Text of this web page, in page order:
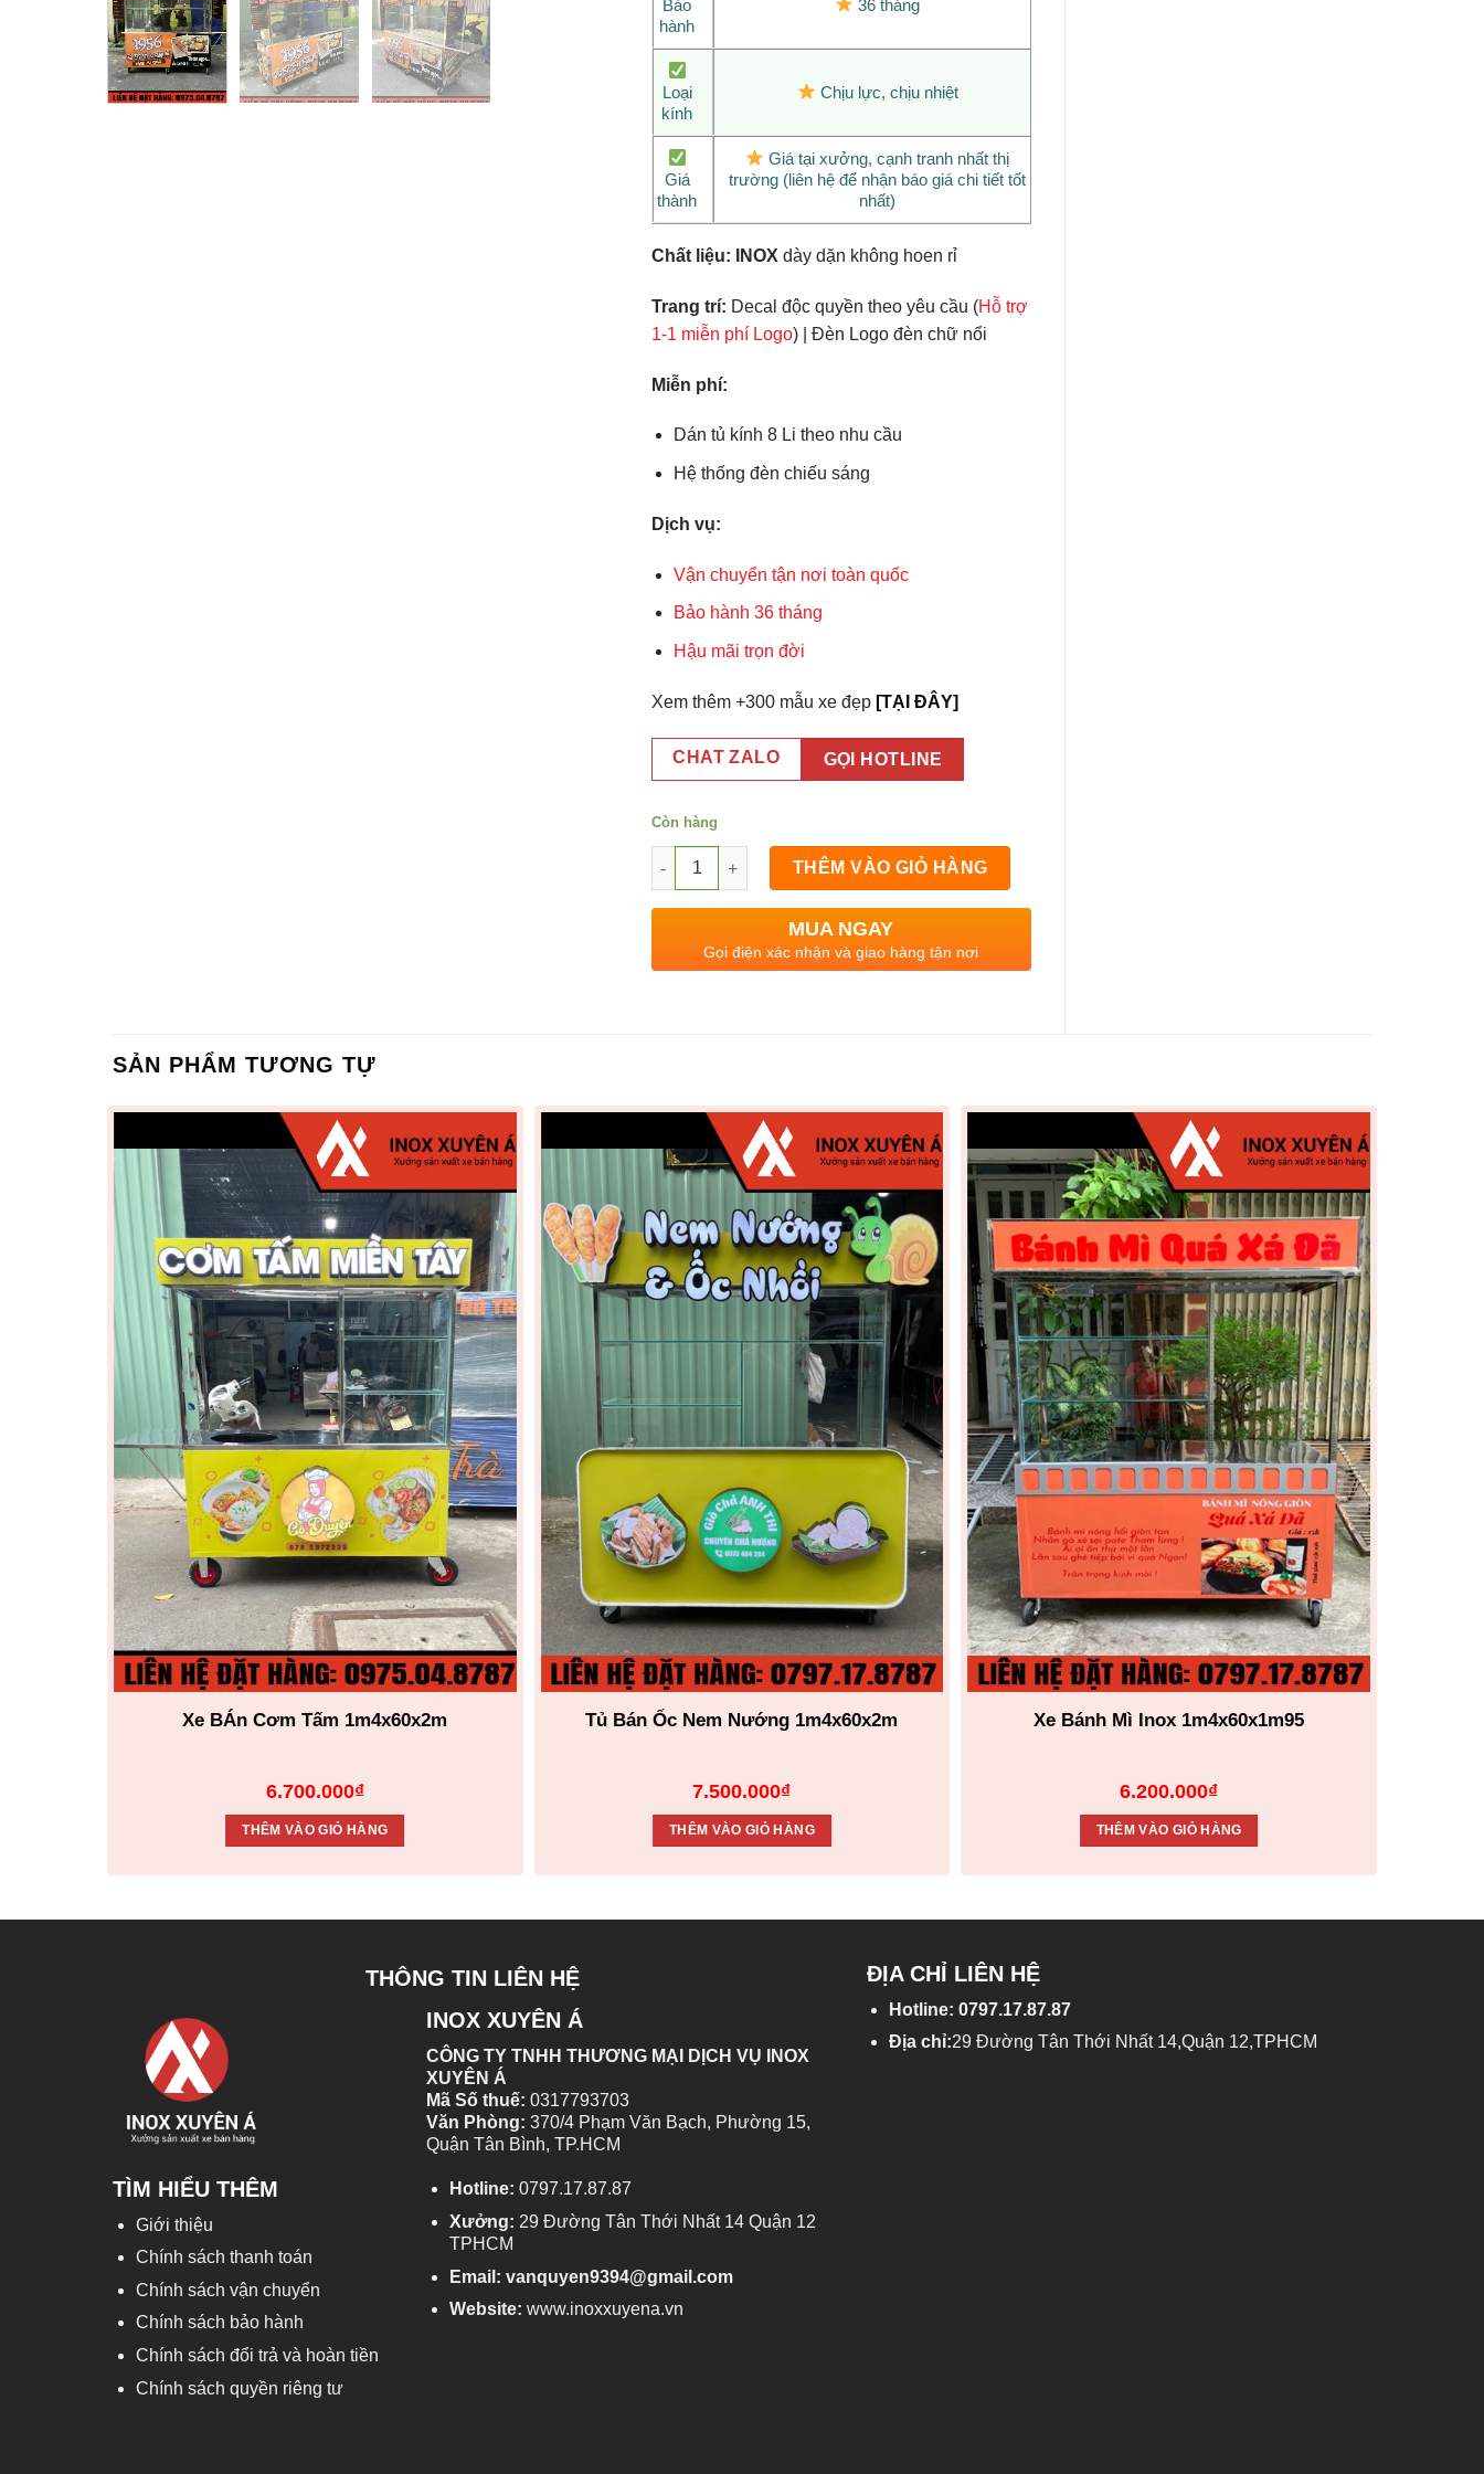
Bảo
hành
36 tháng
Loại
kính
Chịu lực, chịu nhiệt
Giá
thành
Giá tại xưởng, cạnh tranh nhất thị
trường (liên hệ để nhận báo giá chi tiết tốt
nhất)
Chất liệu: INOX dày dặn không hoen rỉ
Trang trí: Decal độc quyền theo yêu cầu (Hỗ trợ
1-1 miễn phí Logo) | Đèn Logo đèn chữ nổi
Miễn phí:
Dán tủ kính 8 Li theo nhu cầu
Hệ thống đèn chiếu sáng
Dịch vụ:
Vận chuyển tận nơi toàn quốc
Bảo hành 36 tháng
Hậu mãi trọn đời
Xem thêm +300 mẫu xe đẹp [TẠI ĐÂY]
CHAT ZALO GỌI HOTLINE
Còn hàng
Xe Bánh Mì 1m8x60x2m số lượng
THÊM VÀO GIỎ HÀNG
MUA NGAY
Gọi điện xác nhận và giao hàng tận nơi
SẢN PHẨM TƯƠNG TỰ
Xe BÁn Cơm Tấm 1m4x60x2m
6.700.000₫
THÊM VÀO GIỎ HÀNG
Tủ Bán Ốc Nem Nướng 1m4x60x2m
7.500.000₫
THÊM VÀO GIỎ HÀNG
Xe Bánh Mì Inox 1m4x60x1m95
6.200.000₫
THÊM VÀO GIỎ HÀNG
THÔNG TIN LIÊN HỆ
TÌM HIỂU THÊM
Giới thiệu
Chính sách thanh toán
Chính sách vận chuyển
Chính sách bảo hành
Chính sách đổi trả và hoàn tiền
Chính sách quyền riêng tư
INOX XUYÊN Á
CÔNG TY TNHH THƯƠNG MẠI DỊCH VỤ INOX
XUYÊN Á
Mã Số thuế: 0317793703
Văn Phòng: 370/4 Phạm Văn Bạch, Phường 15,
Quận Tân Bình, TP.HCM
Hotline: 0797.17.87.87
Xưởng: 29 Đường Tân Thới Nhất 14 Quận 12
TPHCM
Email: vanquyen9394@gmail.com
Website: www.inoxxuyena.vn
ĐỊA CHỈ LIÊN HỆ
Hotline: 0797.17.87.87
Địa chỉ:29 Đường Tân Thới Nhất 14,Quận 12,TPHCM